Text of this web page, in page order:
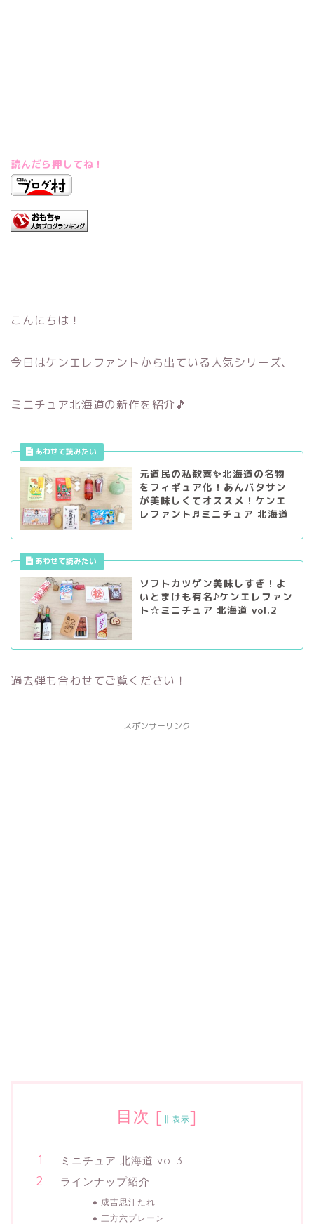
読んだら押してね！
こんにちは！
今日はケンエレファントから出ている人気シリーズ、
ミニチュア北海道の新作を紹介🎵
元道民の私歓喜✨北海道の名物
をフィギュア化！あんバタサン
が美味しくてオススメ！ケンエ
レファント♬ミニチュア 北海道
ソフトカツゲン美味しすぎ！よ
いとまけも有名♪ケンエレファン
ト☆ミニチュア 北海道 vol.2
過去弾も合わせてご覧ください！
スポンサーリンク
目次 [非表示]
ミニチュア 北海道 vol.3
ラインナップ紹介
成吉思汗たれ
三方六プレーン